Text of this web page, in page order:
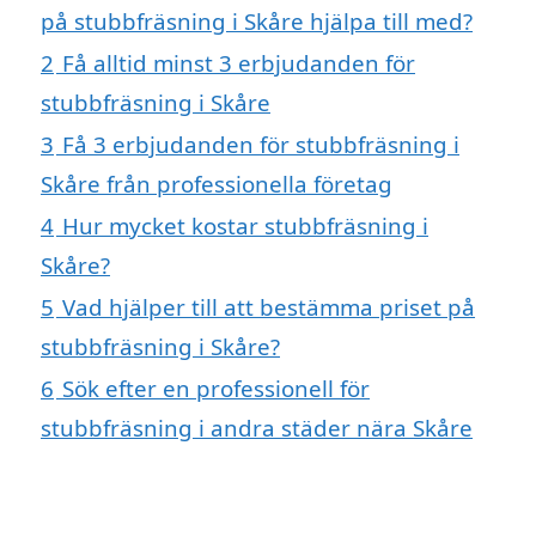
på stubbfräsning i Skåre hjälpa till med?
2 Få alltid minst 3 erbjudanden för
stubbfräsning i Skåre
3 Få 3 erbjudanden för stubbfräsning i
Skåre från professionella företag
4 Hur mycket kostar stubbfräsning i
Skåre?
5 Vad hjälper till att bestämma priset på
stubbfräsning i Skåre?
6 Sök efter en professionell för
stubbfräsning i andra städer nära Skåre